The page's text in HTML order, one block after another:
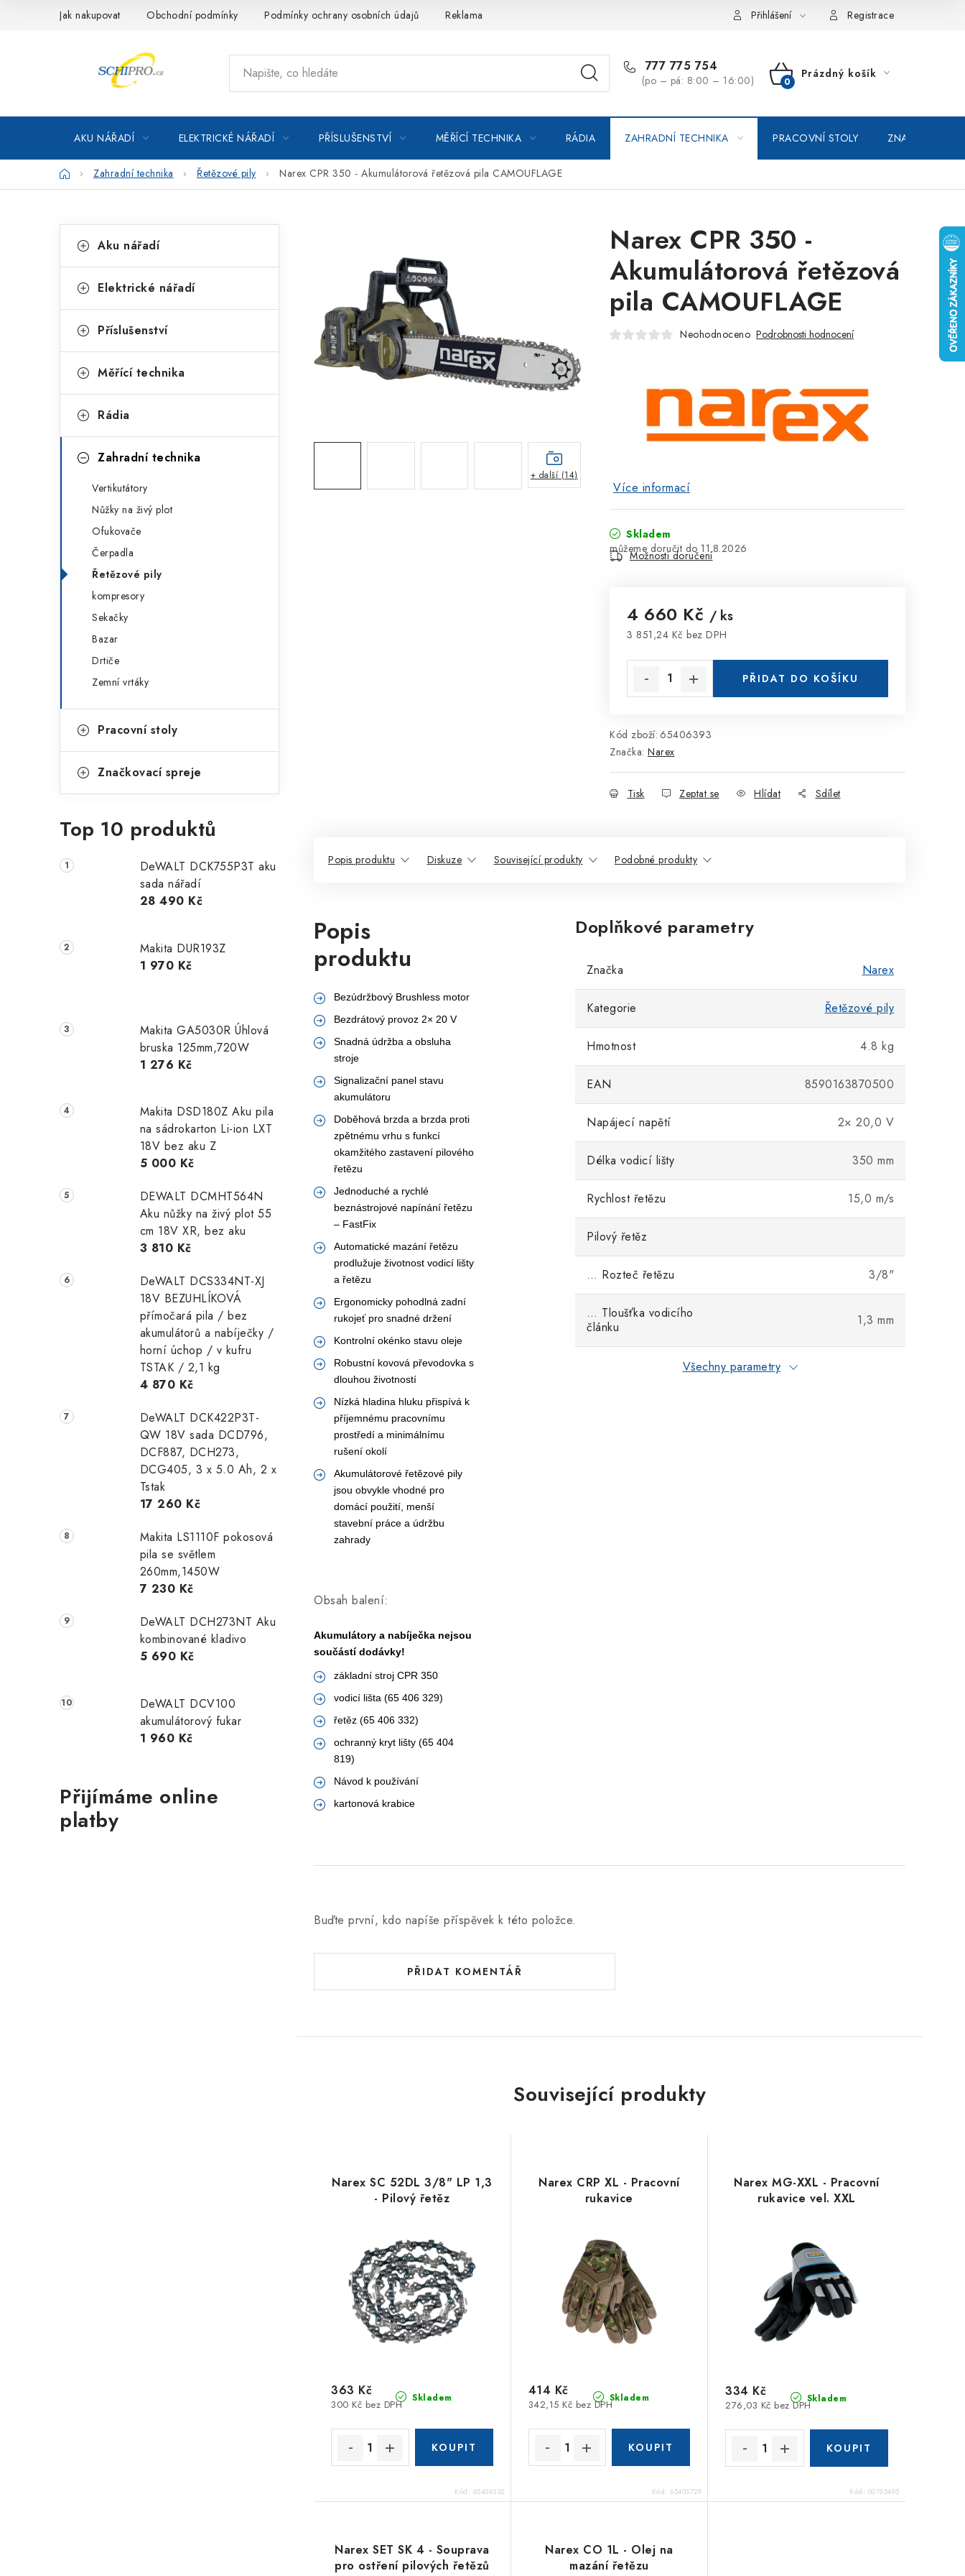
Jak nakupovat Obchodní podmínky Podmínky ochrany osobních údajů Reklamace Moje objednávka / odstoupení od smlouvy Online platby Comgate
Přihlášení Registrace
777 775 754
(po – pá: 8:00 – 16:00)
NÁKUPNÍ
Prázdný košík
AKU NÁŘADÍ ELEKTRICKÉ NÁŘADÍ PŘÍSLUŠENSTVÍ MĚŘÍCÍ TECHNIKA RÁDIA ZAHRADNÍ TECHNIKA PRACOVNÍ STOLY ZNAČKOVACÍ
DomůZahradní technika Řetězové pily Narex CPR 350 - Akumulátorová řetězová pila CAMOUFLAGE
o
t
r
n
n
e
kategorie
a
e
o
i
Aku nářadí
Elektrické nářadí
Příslušenství
Měřící technika
Rádia
Zahradní technika
Vertikutátory
Nůžky na živý plot
Ofukovače
Čerpadla
Řetězové pily
kompresory
Sekačky
Bazar
Drtiče
Zemní vrtáky
Pracovní stoly
Značkovací spreje
Top 10 produktů
DeWALT DCK755P3T aku
sada nářadí
28 490 Kč
Makita DUR193Z
1 970 Kč
Makita GA5030R Úhlová
bruska 125mm,720W
1 276 Kč
Makita DSD180Z Aku pila
na sádrokarton Li-ion LXT
18V bez aku Z
5 000 Kč
DEWALT DCMHT564N
Aku nůžky na živý plot 55
cm 18V XR, bez aku
3 810 Kč
DeWALT DCS334NT-XJ
18V BEZUHLÍKOVÁ
přímočará pila / bez
akumulátorů a nabíječky /
horní úchop / v kufru
TSTAK / 2,1 kg
4 870 Kč
DeWALT DCK422P3T-
QW 18V sada DCD796,
DCF887, DCH273,
DCG405, 3 x 5.0 Ah, 2 x
Tstak
17 260 Kč
Makita LS1110F pokosová
pila se světlem
260mm,1450W
7 230 Kč
DeWALT DCH273NT Aku
kombinované kladivo
5 690 Kč
DeWALT DCV100
akumulátorový fukar
1 960 Kč
Přijímáme online
platby
Narex CPR 350 -
Akumulátorová řetězová
pila CAMOUFLAGE
Neohodnoceno Podrobnosti hodnocení
Více informací
Skladem
11.8.2026
Možnosti doručení
4 660 Kč / ks
3 851,24 Kč bez DPH
PŘIDAT DO KOŠÍKU
Kód zboží: 65406393
Značka: Narex
Tisk Zeptat se Hlídat Sdílet
+ další (14)
Popis produktu Diskuze Související produkty Podobné produkty
Popis
produktu
Bezúdržbový Brushless motor
Bezdrátový provoz 2× 20 V
Snadná údržba a obsluha
stroje
Signalizační panel stavu
akumulátoru
Doběhová brzda a brzda proti
zpětnému vrhu s funkcí
okamžitého zastavení pilového
řetězu
Jednoduché a rychlé
beznástrojové napínání řetězu
– FastFix
Automatické mazání řetězu
prodlužuje životnost vodicí lišty
a řetězu
Ergonomicky pohodlná zadní
rukojeť pro snadné držení
Kontrolní okénko stavu oleje
Robustní kovová převodovka s
dlouhou životností
Nízká hladina hluku přispívá k
příjemnému pracovnímu
prostředí a minimálnímu
rušení okolí
Akumulátorové řetězové pily
jsou obvykle vhodné pro
domácí použití, menší
stavební práce a údržbu
zahrady
Obsah balení:
Akumulátory a nabíječka nejsou
součástí dodávky!
základní stroj CPR 350
vodicí lišta (65 406 329)
řetěz (65 406 332)
ochranný kryt lišty (65 404
819)
Návod k používání
kartonová krabice
Doplňkové parametry
Značka Narex
Kategorie Řetězové pily
Hmotnost 4.8 kg
EAN 8590163870500
Napájecí napětí 2× 20,0 V
Délka vodicí lišty 350 mm
Rychlost řetězu 15,0 m/s
Pilový řetěz
… Rozteč řetězu 3/8"
… Tloušťka vodicího
článku
1,3 mm
Všechny parametry
Buďte první, kdo napíše příspěvek k této položce.
PŘIDAT KOMENTÁŘ
Související produkty
Narex SC 52DL 3/8" LP 1,3
- Pilový řetěz
Skladem
300 Kč bez DPH
363 Kč
Kód: 65406332
Narex CRP XL - Pracovní
rukavice
Skladem
342,15 Kč bez DPH
414 Kč
Kód:65405729
Narex MG-XXL - Pracovní
rukavice vel. XXL
Skladem
276,03 Kč bez DPH
334 Kč
Kód: 00765495
Narex SET SK 4 - Souprava
pro ostření pilových řetězů
Narex CO 1L - Olej na
mazání řetězu